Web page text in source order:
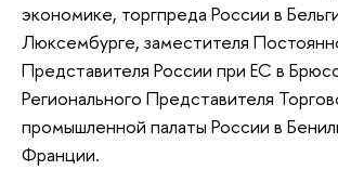
экономике, торгпреда России в
Люксембурге, заместителя
Представителя России при ЕС в
Регионального Представителя
промышленной палаты России в
Франции.